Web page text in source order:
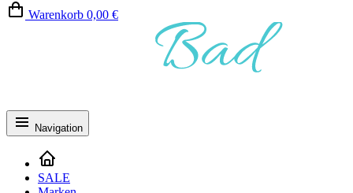
Warenkorb 0,00 €
Navigation
SALE